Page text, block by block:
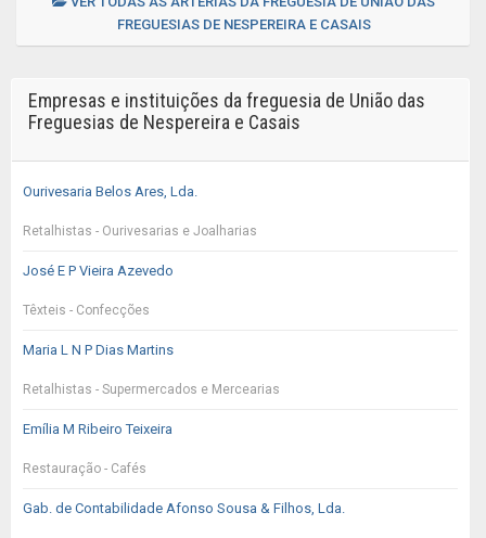
FREGUESIAS DE NESPEREIRA E CASAIS
Empresas e instituições da freguesia de União das
Freguesias de Nespereira e Casais
Ourivesaria Belos Ares, Lda.
Retalhistas - Ourivesarias e Joalharias
José E P Vieira Azevedo
Têxteis - Confecções
Maria L N P Dias Martins
Retalhistas - Supermercados e Mercearias
Emília M Ribeiro Teixeira
Restauração - Cafés
Gab. de Contabilidade Afonso Sousa & Filhos, Lda.